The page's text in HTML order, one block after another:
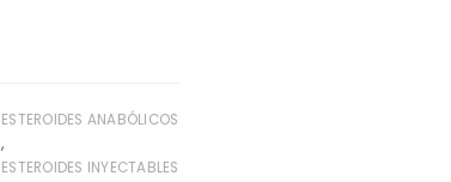
ESTEROIDES ANABÓLICOS
,
ESTEROIDES INYECTABLES